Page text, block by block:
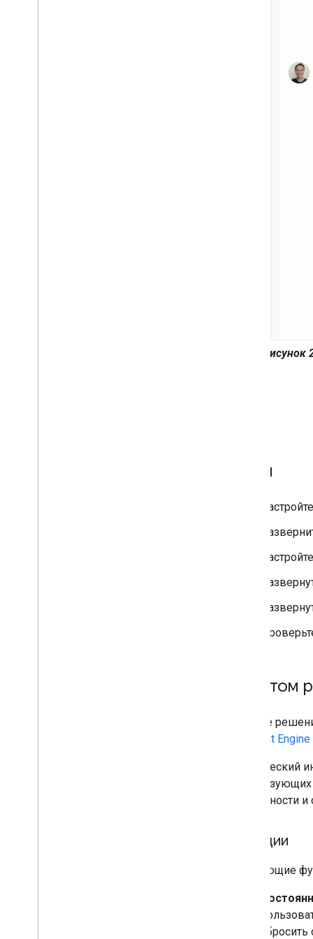
Рисунок
Цели
Об этом
Данное
AI Agent Engine
Графический
особенности
Функции
Следующие